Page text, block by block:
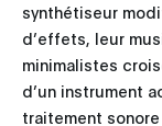
synthétiseur
d’effets, leur
minimalistes
d’un instrument
traitement